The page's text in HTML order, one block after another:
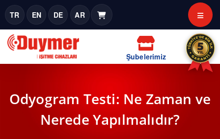
TR EN DE AR
Şubelerimiz
Odyogram Testi: Ne Zaman ve
Nerede Yapılmalıdır?